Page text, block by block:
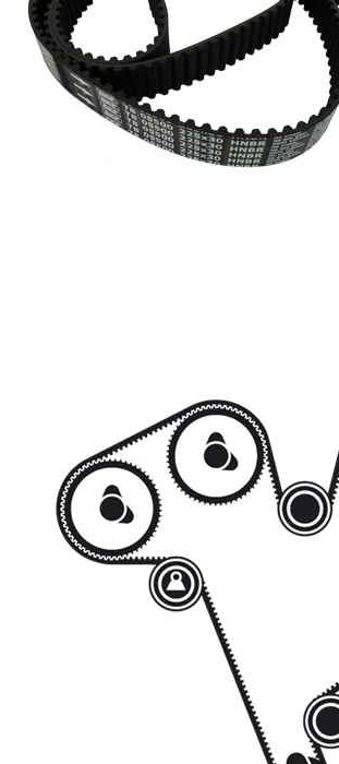
SKF01573
SKF01763
SKF01764 1
SKF01767
SKF04181 1